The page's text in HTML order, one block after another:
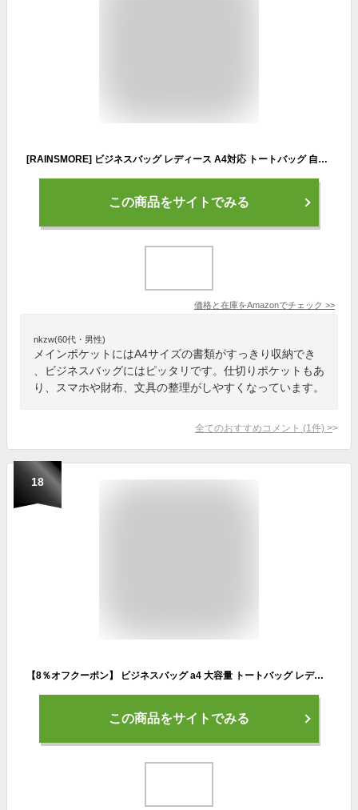
[RAINSMORE] ビジネスバッグ レディース A4対応 トートバッグ 自立 撥水加工 大容量 2way 肩掛け 通勤バッグ リクルート 底鋲付き 面接 仕事 鞄 就活 就職 ブラック
この商品をサイトでみる
価格と在庫をAmazonでチェック >>
nkzw(60代・男性)
メインポケットにはA4サイズの書類がすっきり収納でき
、ビジネスバッグにはピッタリです。仕切りポケットもあ
り、スマホや財布、文具の整理がしやすくなっています。
全てのおすすめコメント (1 件) >
18
【8％オフクーポン】 ビジネスバッグ a4 大容量 トートバッグ レディース 軽量 通勤 ファスナー付き ナイロン 無地 軽い 横 マチ ブラック 黒 面接 通勤バッグ 大きめ 自立 PC 出張 肩掛け 底鋲 パソコン 女性 仕事 ギフト td 秋 プレゼント ハロウィン
この商品をサイトでみる